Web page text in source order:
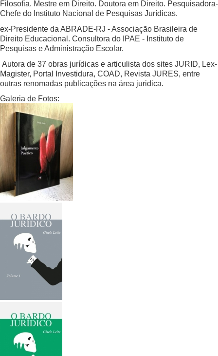
Filosofia. Mestre em Direito. Doutora em Direito. Pesquisadora-
Chefe do Instituto Nacional de Pesquisas Jurídicas.
ex-Presidente da ABRADE-RJ - Associação Brasileira de
Direito Educacional. Consultora do IPAE - Instituto de
Pesquisas e Administração Escolar.
Autora de 37 obras jurídicas e articulista dos sites JURID, Lex-
Magister, Portal Investidura, COAD, Revista JURES, entre
outras renomadas publicações na área juridica.
Galeria de Fotos: